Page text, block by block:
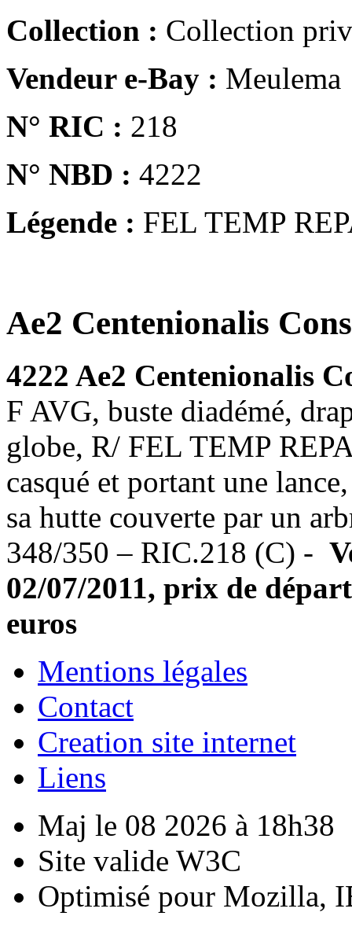
Collection : Collection
Vendeur e-Bay : Meulema
N° RIC : 218
N° NBD : 4222
Légende : FEL TEMP
Ae2 Centenionalis
4222 Ae2 Centenionalis
F AVG, buste diadémé,
globe, R/ FEL TEMP
casqué et portant une
sa hutte couverte par un
348/350 – RIC.218 (C) -
02/07/2011, prix de
euros
Mentions légales
Contact
Creation site internet
Liens
Maj le 08 2026 à 18h38
Site valide W3C
Optimisé pour Mozilla,